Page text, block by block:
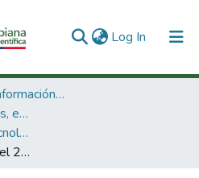
Log In (current)
3. Recursos de Información Científica y Tecnológica
3.2.1. Políticas, estudios, evaluaciones e indicadores de CTeI
Políticas de Ciencia, Tecnología e Innovación
Macrotendencias hacia el 2030: El mundo y América Latina